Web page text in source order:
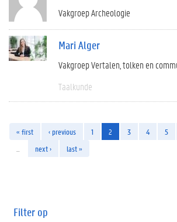
Vakgroep Archeologie
Mari Alger
Vakgroep Vertalen, tolken en
Taalkunde
« first ‹ previous 1 2 3 4 5
next › last »
Filter op